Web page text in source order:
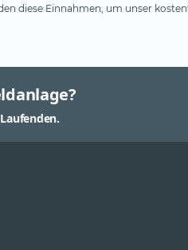
diese Einnahmen, um unser